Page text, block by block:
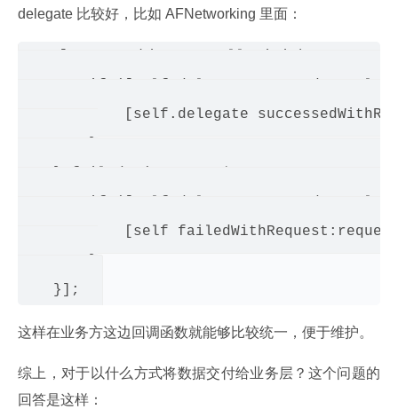
delegate 比较好，比如 AFNetworking 里面：
[self.delegate
[self
这样在业务方这边回调函数就能够比较统一，便于维护。
综上，对于以什么方式将数据交付给业务层？这个问题的
回答是这样：